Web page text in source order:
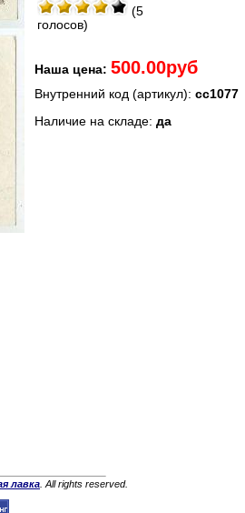
(5
голосов)
Наша цена: 500.00руб
Внутренний код (артикул): сс1077
Наличие на складе: да
лавка . All rights reserved.